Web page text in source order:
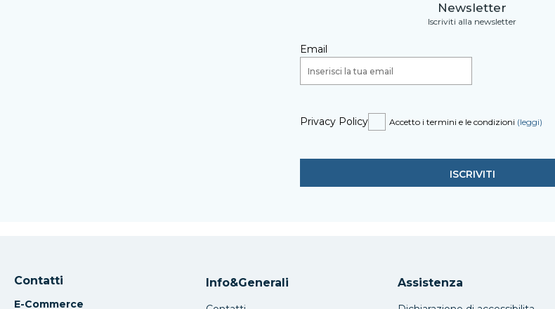
Newsletter
Iscriviti alla newsletter
Email
Privacy Policy Accetto i termini e le condizioni (leggi)
Contatti
E-Commerce
Info&Generali Assistenza